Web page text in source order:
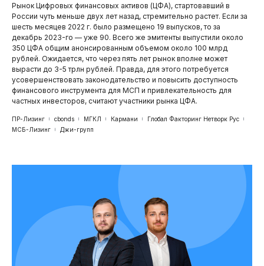
Рынок Цифровых финансовых активов (ЦФА), стартовавший в
России чуть меньше двух лет назад, стремительно растет. Если за
шесть месяцев 2022 г. было размещено 19 выпусков, то за
декабрь 2023-го — уже 90. Всего же эмитенты выпустили около
350 ЦФА общим анонсированным объемом около 100 млрд
рублей. Ожидается, что через пять лет рынок вполне может
вырасти до 3-5 трлн рублей. Правда, для этого потребуется
усовершенствовать законодательство и повысить доступность
финансового инструмента для МСП и привлекательность для
частных инвесторов, считают участники рынка ЦФА.
ПР-Лизинг cbonds МГКЛ Кармани
Глобал Факторинг Нетворк Рус
МСБ-Лизинг
Джи-групп